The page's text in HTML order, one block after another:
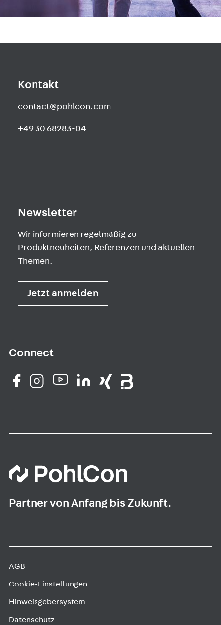
Kontakt
contact@pohlcon.com
+49 30 68283-04
Newsletter
Wir informieren regelmäßig zu
Produktneuheiten, Referenzen und aktuellen
Themen.
Jetzt anmelden
Connect
Partner von Anfang bis Zukunft.
AGB
Cookie-Einstellungen
Hinweisgebersystem
Datenschutz